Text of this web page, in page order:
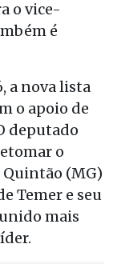
o vice-
é
a nova lista
o apoio de
deputado
o
(MG)
Temer e seu
mais